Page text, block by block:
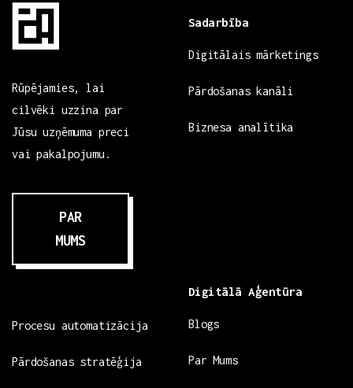
Rūpējamies, lai
cilvēki uzzina par
Jūsu uzņēmuma preci
vai pakalpojumu.
PAR
MUMS
Sadarbība
Digitālais mārketings
Pārdošanas kanāli
Biznesa analītika
Procesu automatizācija
Pārdošanas stratēģija
Digitālā Aģentūra
Blogs
Par Mums